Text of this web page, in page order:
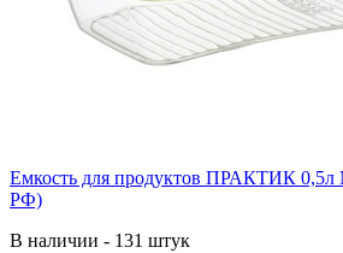
Емкость для продуктов ПРАКТИК
РФ)
В наличии - 131 штук